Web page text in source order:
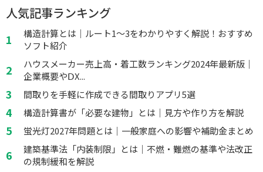
人気記事ランキング
構造計算とは｜ルート1～3をわかりやすく解説！おすすめ
ソフト紹介
ハウスメーカー売上高・着工数ランキング2024年最新版｜
企業概要やⅮX...
間取りを手軽に作成できる間取りアプリ5選
構造計算書が「必要な建物」とは｜見方や作り方を解説
蛍光灯2027年問題とは｜一般家庭への影響や補助金まとめ
建築基準法「内装制限」とは｜不燃・難燃の基準や法改正
の規制緩和を解説